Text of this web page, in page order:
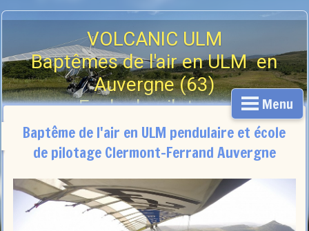
VOLCANIC ULM
Baptêmes de l'air en ULM en
Auvergne (63)
Ecole de pilotage
07 56 90 36 22
Menu
Baptême de l'air en ULM pendulaire et école
de pilotage Clermont-Ferrand Auvergne